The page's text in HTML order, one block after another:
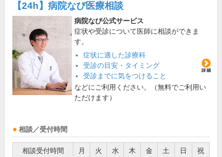
【24h】 病院なび医療相談
病院なび公式サービス
症状や受診について医師に相談ができま
す。
症状に適した診療科
受診の目安・タイミング
受診までに気をつけること
などにご利用ください。（無料でご利用い
ただけます）
相談／受付時間
相談受付時間 月 火 水 木 金 土 日 祝